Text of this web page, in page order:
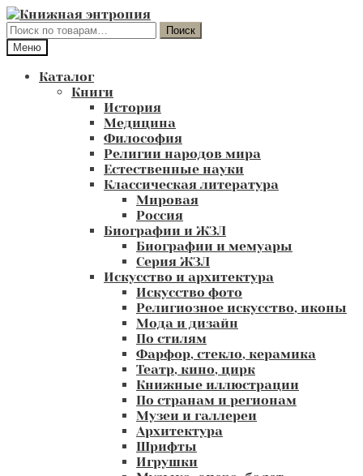
Перейти
к
навигации
Перейти
к
содержимому
Искать:
Поиск
Меню
Каталог
Книги
История
Медицина
Философия
Религии народов мира
Естественные науки
Классическая литература
Мировая
Россия
Биографии и ЖЗЛ
Биографии и мемуары
Серия ЖЗЛ
Искусство и архитектура
Искусство фото
Религиозное искусство, иконы
Мода и дизайн
По стилям
Фарфор, стекло, керамика
Театр, кино, цирк
Книжные иллюстрации
По странам и регионам
Музеи и галлереи
Архитектура
Шрифты
Игрушки